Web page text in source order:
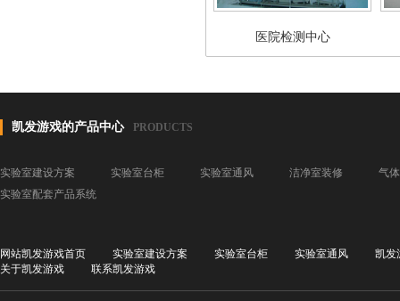
医院检测中心
凯发游戏的产品中心 PRODUCTS
实验室建设方案 实验室台柜 实验室通风 洁净室装修
气
实验室配套产品系统
网站凯发游戏首页 实验室建设方案 实验室台柜 实验室通风
凯发
关于凯发游戏
联系凯发游戏